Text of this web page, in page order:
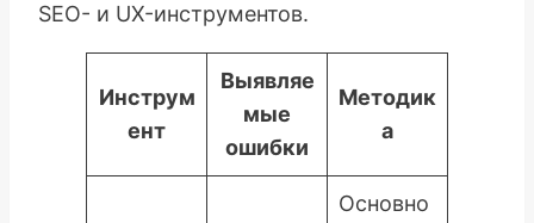
SEO- и UX-инструментов.
Инструм
ент
Выявляе
мые
ошибки
Методик
а
Основно